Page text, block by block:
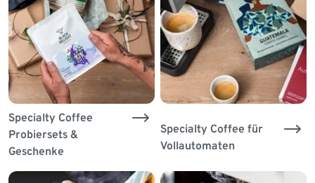
Specialty Coffee
Probiersets &
Geschenke
Specialty Coffee für
Vollautomaten